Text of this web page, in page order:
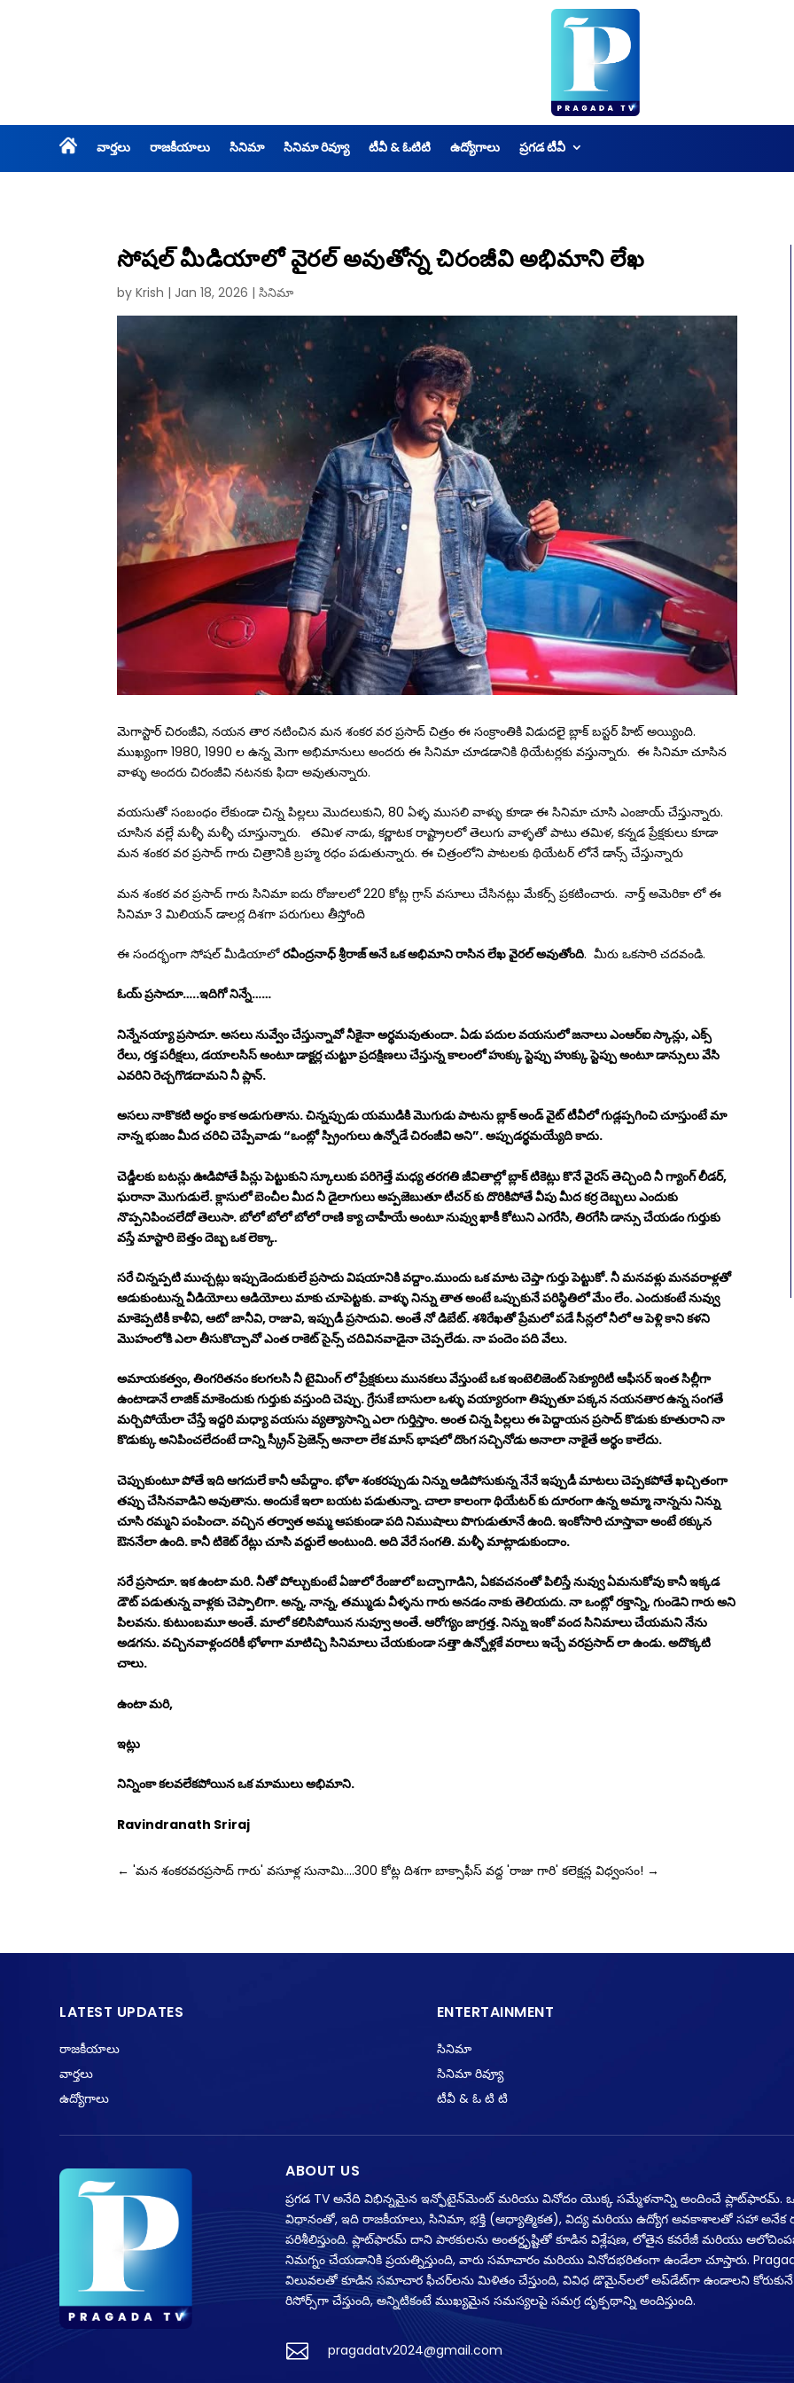
వార్తలు రాజకీయాలు సినిమా సినిమా రివ్యూ టీవీ & ఓటిటి ఉద్యోగాలు ప్రగడ టీవీ
సోషల్ మీడియాలో వైరల్ అవుతోన్న చిరంజీవి అభిమాని లేఖ
by Krish | Jan 18, 2026 | సినిమా
మెగాస్టార్ చిరంజీవి, నయన తార నటించిన మన శంకర వర ప్రసాద్ చిత్రం ఈ సంక్రాంతికి విడుదలై బ్లాక్ బస్టర్ హిట్ అయ్యింది.
ముఖ్యంగా 1980, 1990 ల ఉన్న మెగా అభిమానులు అందరు ఈ సినిమా చూడడానికి థియేటర్లకు వస్తున్నారు. ఈ సినిమా చూసిన
వాళ్ళు అందరు చిరంజీవి నటనకు ఫిదా అవుతున్నారు.
వయసుతో సంబంధం లేకుండా చిన్న పిల్లలు మొదలుకుని, 80 ఏళ్ళ ముసలి వాళ్ళు కూడా ఈ సినిమా చూసి ఎంజాయ్ చేస్తున్నారు.
చూసిన వల్లే మళ్ళీ మళ్ళీ చూస్తున్నారు. తమిళ నాడు, కర్ణాటక రాష్ట్రాలలో తెలుగు వాళ్ళతో పాటు తమిళ, కన్నడ ప్రేక్షకులు కూడా
మన శంకర వర ప్రసాద్ గారు చిత్రానికి బ్రహ్మ రధం పడుతున్నారు. ఈ చిత్రంలోని పాటలకు థియేటర్ లోనే డాన్స్ చేస్తున్నారు
మన శంకర వర ప్రసాద్ గారు సినిమా ఐదు రోజులలో 220 కోట్ల గ్రాస్ వసూలు చేసినట్లు మేకర్స్ ప్రకటించారు. నార్త్ అమెరికా లో ఈ
సినిమా 3 మిలియన్ డాలర్ల దిశగా పరుగులు తీస్తోంది
ఈ సందర్భంగా సోషల్ మీడియాలోరవీంద్రనాధ్ శ్రీరాజ్ అనే ఒక అభిమాని రాసిన లేఖ వైరల్ అవుతోంది. మీరు ఒకసారి చదవండి.
ఓయ్ ప్రసాదూ…..ఇదిగో నిన్నే……
నిన్నేనయ్యా ప్రసాదూ. అసలు నువ్వేం చేస్తున్నావో నీకైనా అర్థమవుతుందా. ఏడు పదుల వయసులో జనాలు ఎంఆర్ఐ స్కాన్లు, ఎక్స్
రేలు, రక్త పరీక్షలు, డయాలసిస్ అంటూ డాక్టర్ల చుట్టూ ప్రదక్షిణలు చేస్తున్న కాలంలో హుక్కు స్టెప్పు హుక్కు స్టెప్పు అంటూ డాన్సులు వేసి
ఎవరిని రెచ్చగొడదామని నీ ప్లాన్.
అసలు నాకొకటి అర్థం కాక అడుగుతాను. చిన్నప్పుడు యముడికి మొగుడు పాటను బ్లాక్ అండ్ వైట్ టీవీలో గుడ్లప్పగించి చూస్తుంటే మా
నాన్న భుజం మీద చరిచి చెప్పేవాడు “ఒంట్లో స్ప్రింగులు ఉన్నోడే చిరంజీవి అని”. అప్పుడర్థమయ్యేది కాదు.
చెడ్డీలకు బటన్లు ఊడిపోతే పిన్లు పెట్టుకుని స్కూలుకు పరిగెత్తే మధ్య తరగతి జీవితాల్లో బ్లాక్ టికెట్లు కొనే వైరస్ తెచ్చింది నీ గ్యాంగ్ లీడర్,
ఘరానా మొగుడులే. క్లాసులో బెంచీల మీద నీ డైలాగులు అప్పజెబుతూ టీచర్ కు దొరికిపోతే వీపు మీద కర్ర దెబ్బలు ఎందుకు
నొప్పనిపించలేదో తెలుసా. బోలో బోలో బోలో రాణి క్యా చాహీయే అంటూ నువ్వు ఖాకీ కోటుని ఎగరేసి, తిరగేసి డాన్సు చేయడం గుర్తుకు
వస్తే మాస్టారి బెత్తం దెబ్బ ఒక లెక్కా.
సరే చిన్నప్పటి ముచ్చట్లు ఇప్పుడెందుకులే ప్రసాదు విషయానికి వద్దాం.ముందు ఒక మాట చెప్తా గుర్తు పెట్టుకో. నీ మనవళ్లు మనవరాళ్లతో
ఆడుకుంటున్న వీడియోలు ఆడియోలు మాకు చూపెట్టకు. వాళ్ళు నిన్ను తాత అంటే ఒప్పుకునే పరిస్థితిలో మేం లేం. ఎందుకంటే నువ్వు
మాకెప్పటికీ కాళీవి, ఆటో జానీవి, రాజువి, ఇప్పుడీ ప్రసాదువి. అంతే నో డిబేట్. శశిరేఖతో ప్రేమలో పడే సీన్లలో నీలో ఆ పెళ్లి కాని కళని
మొహంలోకి ఎలా తీసుకొచ్చావో ఎంత రాకెట్ సైన్స్ చదివినవాడైనా చెప్పలేడు. నా పందెం పది వేలు.
అమాయకత్వం, తింగరితనం కలగలసి నీ టైమింగ్ లో ప్రేక్షకులు మునకలు వేస్తుంటే ఒక ఇంటెలిజెంట్ సెక్యూరిటీ ఆఫీసర్ ఇంత సిల్లీగా
ఉంటాడానే లాజిక్ మాకెందుకు గుర్తుకు వస్తుంది చెప్పు. గ్రేసుకే బాసులా ఒళ్ళు వయ్యారంగా తిప్పుతూ పక్కన నయనతార ఉన్న సంగతే
మర్చిపోయేలా చేస్తే ఇద్దరి మధ్యా వయసు వ్యత్యాసాన్ని ఎలా గుర్తిస్తాం. అంత చిన్న పిల్లలు ఈ పెద్దాయన ప్రసాద్ కొడుకు కూతురాని నా
కొడుక్కు అనిపించలేదంటే దాన్ని స్క్రీన్ ప్రెజెన్స్ అనాలా లేక మాస్ భాషలో దొంగ సచ్చినోడు అనాలా నాకైతే అర్థం కాలేదు.
చెప్పుకుంటూ పోతే ఇది ఆగదులే కానీ ఆపేద్దాం. భోళా శంకరప్పుడు నిన్ను ఆడిపోసుకున్న నేనే ఇప్పుడీ మాటలు చెప్పకపోతే ఖచ్చితంగా
తప్పు చేసినవాడిని అవుతాను. అందుకే ఇలా బయట పడుతున్నా. చాలా కాలంగా థియేటర్ కు దూరంగా ఉన్న అమ్మా నాన్నను నిన్ను
చూసి రమ్మని పంపించా. వచ్చిన తర్వాత అమ్మ ఆపకుండా పది నిముషాలు పొగుడుతూనే ఉంది. ఇంకోసారి చూస్తావా అంటే ఠక్కున
ఔననేలా ఉంది. కానీ టికెట్ రేట్లు చూసి వద్దులే అంటుంది. అది వేరే సంగతి. మళ్ళీ మాట్లాడుకుందాం.
సరే ప్రసాదూ. ఇక ఉంటా మరి. నీతో పోల్చుకుంటే ఏజులో రేంజులో బచ్చాగాడిని, ఏకవచనంతో పిలిస్తే నువ్వు ఏమనుకోవు కానీ ఇక్కడ
డౌట్ పడుతున్న వాళ్లకు చెప్పాలిగా. అన్న, నాన్న, తమ్ముడు వీళ్ళను గారు అనడం నాకు తెలియదు. నా ఒంట్లో రక్తాన్ని, గుండెని గారు అని
పిలవను. కుటుంబమూ అంతే. మాలో కలిసిపోయిన నువ్వూ అంతే. ఆరోగ్యం జాగ్రత్త. నిన్ను ఇంకో వంద సినిమాలు చేయమని నేను
అడగను. వచ్చినవాళ్లందరికీ భోళాగా మాటిచ్చి సినిమాలు చేయకుండా సత్తా ఉన్నోళ్లకే వరాలు ఇచ్చే వరప్రసాద్ లా ఉండు. అదొక్కటి
చాలు.
ఉంటా మరి,
ఇట్లు
నిన్నింకా కలవలేకపోయిన ఒక మాములు అభిమాని.
Ravindranath Sriraj
← 'మన శంకరవరప్రసాద్‌ గారు' వసూళ్ల సునామి....300 కోట్ల దిశగా బాక్సాఫీస్‌ వద్ద 'రాజు గారి' కలెక్షన్ల విధ్వంసం! →
LATEST UPDATES
రాజకీయాలు
వార్తలు
ఉద్యోగాలు
ENTERTAINMENT
సినిమా
సినిమా రివ్యూ
టీవీ & ఓ టి టి
ABOUT US
ప్రగడ TV అనేది విభిన్నమైన ఇన్ఫోటైన్‌మెంట్ మరియు వినోదం యొక్క సమ్మేళనాన్ని అందించే ప్లాట్‌ఫారమ్.
విధానంతో, ఇది రాజకీయాలు, సినిమా, భక్తి (ఆధ్యాత్మికత), విద్య మరియు ఉద్యోగ అవకాశాలతో సహా అనేక
పరిశీలిస్తుంది. ప్లాట్‌ఫారమ్ దాని పాఠకులను అంతర్దృష్టితో కూడిన విశ్లేషణ, లోతైన కవరేజీ మరియు
నిమగ్నం చేయడానికి ప్రయత్నిస్తుంది, వారు సమాచారం మరియు వినోదభరితంగా ఉండేలా చూస్తారు.
విలువలతో కూడిన సమాచార ఫీచర్‌లను మిళితం చేస్తుంది, వివిధ డొమైన్‌లలో అప్‌డేట్‌గా ఉండాలని
రిసోర్స్‌గా చేస్తుంది, అన్నిటికంటే ముఖ్యమైన సమస్యలపై సమగ్ర దృక్పథాన్ని అందిస్తుంది.
 pragadatv2024@gmail.com